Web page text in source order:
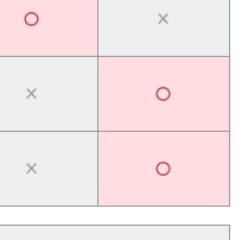
〇 ×
× 〇
× 〇